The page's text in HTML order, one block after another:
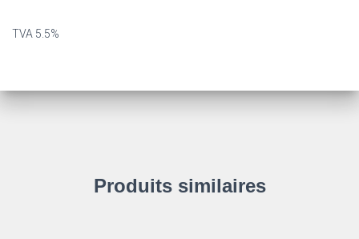
TVA 5.5%
Produits similaires